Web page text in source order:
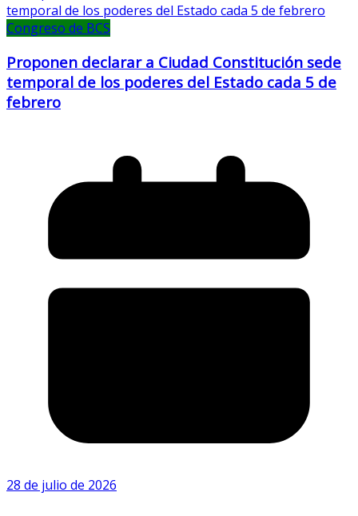
Congreso de BCS
Proponen declarar a Ciudad Constitución sede
temporal de los poderes del Estado cada 5 de
febrero
28 de julio de 2026